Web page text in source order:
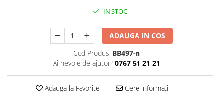
IN STOC
ADAUGA IN COS
Cod Produs: BB497-n
Ai nevoie de ajutor? 0767 51 21 21
Adauga la Favorite Cere informatii